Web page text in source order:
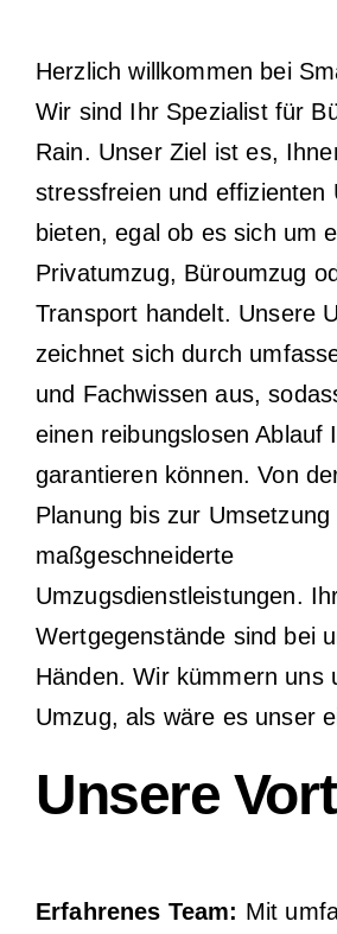
Herzlich willkommen bei
Wir sind Ihr Spezialist für
Rain. Unser Ziel ist es,
stressfreien und effizienten
bieten, egal ob es sich um
Privatumzug, Büroumzug
Transport handelt. Unsere
zeichnet sich durch
und Fachwissen aus,
einen reibungslosen Ablauf
garantieren können. Von
Planung bis zur
maßgeschneiderte
Umzugsdienstleistungen.
Wertgegenstände sind bei
Händen. Wir kümmern uns
Umzug, als wäre es unser
Unsere
Erfahrenes Team: Mit